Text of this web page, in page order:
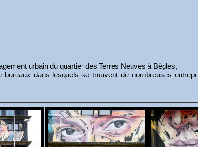
urbain du quartier des Terres Neuves à Bègles,
dans lesquels se trouvent de nombreuses